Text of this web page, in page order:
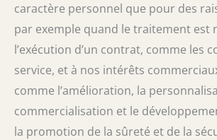
caractère personnel que pour des
par exemple quand le traitement est
l’exécution d’un contrat, comme les
service, et à nos intérêts
comme l’amélioration, la
commercialisation et le
la promotion de la sûreté et de la